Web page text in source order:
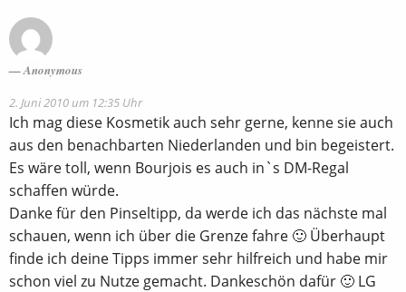
Anonymous
2. Juni 2010 um 12:35 Uhr
Ich mag diese Kosmetik auch sehr gerne, kenne sie auch
aus den benachbarten Niederlanden und bin begeistert.
Es wäre toll, wenn Bourjois es auch in`s DM-Regal
schaffen würde.
Danke für den Pinseltipp, da werde ich das nächste mal
schauen, wenn ich über die Grenze fahre 🙂 Überhaupt
finde ich deine Tipps immer sehr hilfreich und habe mir
schon viel zu Nutze gemacht. Dankeschön dafür 🙂 LG